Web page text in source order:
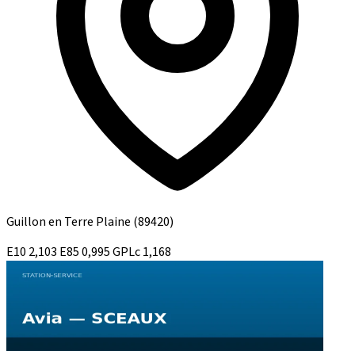
Guillon en Terre Plaine (89420)
E10 2,103 E850,995GPLc1,168